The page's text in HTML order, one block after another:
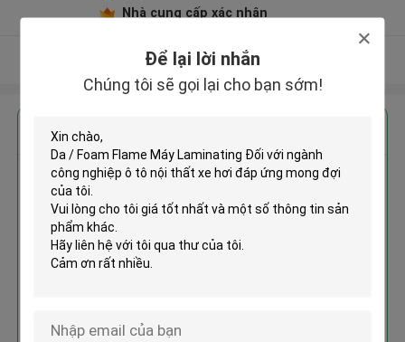
Để lại lời nhắn
Chúng tôi sẽ gọi lại cho bạn sớm!
Nhà cung cấp xác nhận
Xem thêm
Da / Foam Flame Máy Laminating
Đối với ngành công nghiệp ô tô